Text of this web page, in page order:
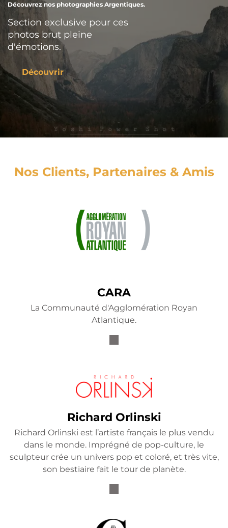
Découvrez nos photographies Argentiques.
Section exclusive pour ces
photos brut pleine
d'émotions.
Découvrir
Nos Clients, Partenaires & Amis
CARA
La Communauté d'Agglomération Royan
Atlantique.
Richard Orlinski
Richard Orlinski est l’artiste français le plus vendu
dans le monde. Imprégné de pop-culture, le
sculpteur crée un univers pop et coloré, et très vite,
son bestiaire fait le tour de planète.